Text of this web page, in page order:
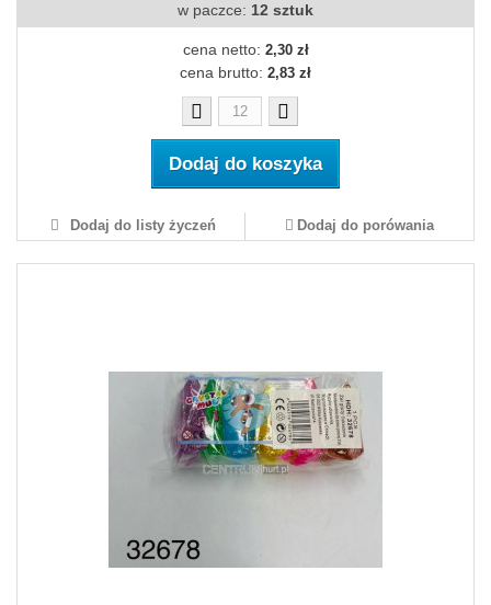
w paczce: 12 sztuk
cena netto: 2,30 zł
cena brutto: 2,83 zł
Dodaj do koszyka
Dodaj do listy życzeń Dodaj do porówania